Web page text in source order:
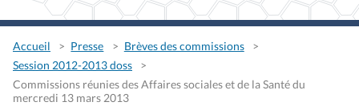
Accueil Presse
Brèves des commissions
Session 2012-2013 doss
Commissions réunies des Affaires sociales et de la Santé du
mercredi 13 mars 2013